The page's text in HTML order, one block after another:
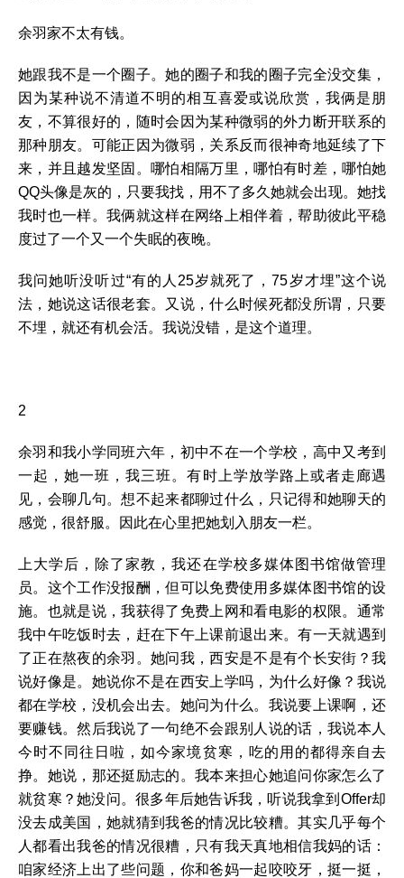
余羽家不太有钱。
她跟我不是一个圈子。她的圈子和我的圈子完全没交集，
因为某种说不清道不明的相互喜爱或说欣赏，我俩是朋
友，不算很好的，随时会因为某种微弱的外力断开联系的
那种朋友。可能正因为微弱，关系反而很神奇地延续了下
来，并且越发坚固。哪怕相隔万里，哪怕有时差，哪怕她
QQ头像是灰的，只要我找，用不了多久她就会出现。她找
我时也一样。我俩就这样在网络上相伴着，帮助彼此平稳
度过了一个又一个失眠的夜晚。
我问她听没听过“有的人25岁就死了，75岁才埋”这个说
法，她说这话很老套。又说，什么时候死都没所谓，只要
不埋，就还有机会活。我说没错，是这个道理。
2
余羽和我小学同班六年，初中不在一个学校，高中又考到
一起，她一班，我三班。有时上学放学路上或者走廊遇
见，会聊几句。想不起来都聊过什么，只记得和她聊天的
感觉，很舒服。因此在心里把她划入朋友一栏。
上大学后，除了家教，我还在学校多媒体图书馆做管理
员。这个工作没报酬，但可以免费使用多媒体图书馆的设
施。也就是说，我获得了免费上网和看电影的权限。通常
我中午吃饭时去，赶在下午上课前退出来。有一天就遇到
了正在熬夜的余羽。她问我，西安是不是有个长安街？我
说好像是。她说你不是在西安上学吗，为什么好像？我说
都在学校，没机会出去。她问为什么。我说要上课啊，还
要赚钱。然后我说了一句绝不会跟别人说的话，我说本人
今时不同往日啦，如今家境贫寒，吃的用的都得亲自去
挣。她说，那还挺励志的。我本来担心她追问你家怎么了
就贫寒？她没问。很多年后她告诉我，听说我拿到Offer却
没去成美国，她就猜到我爸的情况比较糟。其实几乎每个
人都看出我爸的情况很糟，只有我天真地相信我妈的话：
咱家经济上出了些问题，你和爸妈一起咬咬牙，挺一挺，